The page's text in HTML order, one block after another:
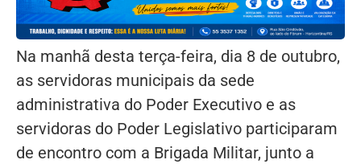
Na manhã desta terça-feira, dia 8 de outubro,
as servidoras municipais da sede
administrativa do Poder Executivo e as
servidoras do Poder Legislativo participaram
de encontro com a Brigada Militar, junto a